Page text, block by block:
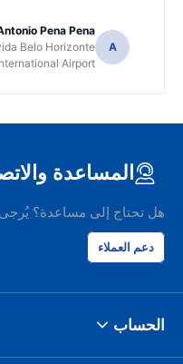
A
Pena Pena
Belo Horizonte
Airport
المساعدة
هل تحتاج إلى مساعدة؟ يُرجى
دعم العملاء
الحساب